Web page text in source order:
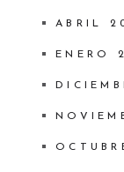
ABRIL
ENERO